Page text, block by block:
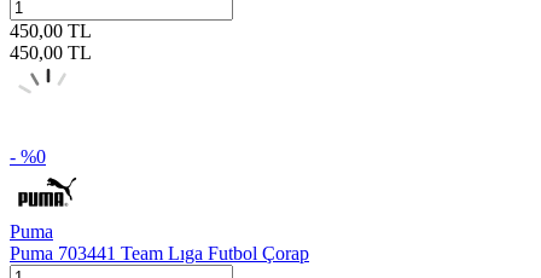
450,00 TL
450,00 TL
- %0
Puma
Puma 703441 Team Lıga Futbol Çorap